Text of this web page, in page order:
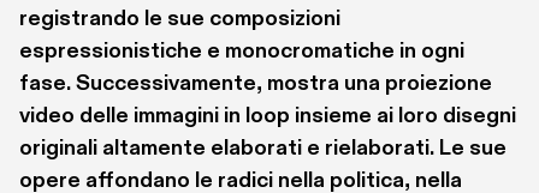
registrando le sue composizioni
espressionistiche e monocromatiche in ogni
fase. Successivamente, mostra una proiezione
video delle immagini in loop insieme ai loro disegni
originali altamente elaborati e rielaborati. Le sue
opere affondano le radici nella politica, nella